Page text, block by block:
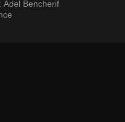
Adel Bencherif